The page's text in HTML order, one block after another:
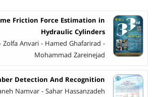
Friction Force Estimation in
Hydraulic Cylinders
Anvari - Hamed Ghafarirad -
Mohammad Zareinejad
Detection And Recognition
Namvar - Sahar Hassanzadeh